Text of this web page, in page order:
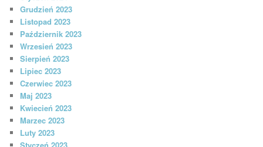
Grudzień 2023
Listopad 2023
Październik 2023
Wrzesień 2023
Sierpień 2023
Lipiec 2023
Czerwiec 2023
Maj 2023
Kwiecień 2023
Marzec 2023
Luty 2023
Styczeń 2023